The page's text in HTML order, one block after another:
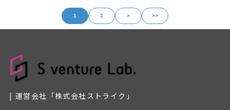
1 2 > >>
運営会社「株式会社ストライク」